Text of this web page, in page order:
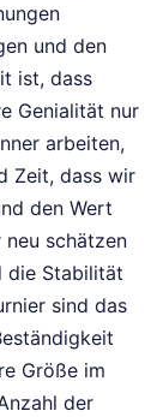
und den
ist, dass
Genialität nur
arbeiten,
Zeit, dass wir
den Wert
schätzen
die Stabilität
sind das
Größe im
der